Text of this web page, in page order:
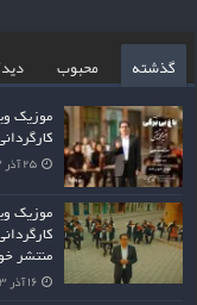
گذشته محبوب
موزیک
۲۵ آذر ۱۴۰۳
موزیک
منتشر
۱۶ آذر ۱۴۰۳